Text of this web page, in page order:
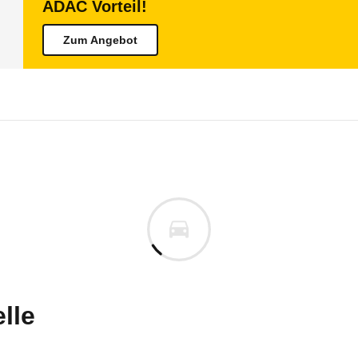
ADAC Vorteil!
Zum Angebot
informieren. Welche Fahrzeuge genau